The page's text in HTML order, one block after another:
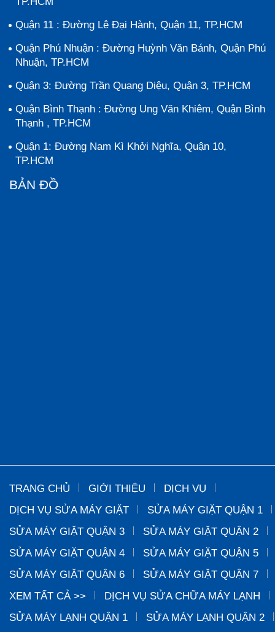
Quận 11 : Đường Lê Đại Hành, Quận 11, TP.HCM
Quận Phú Nhuận : Đường Huỳnh Văn Bánh, Quận Phú
Nhuận, TP.HCM
Quận 3: Đường Trần Quang Diệu, Quận 3, TP.HCM
Quận Bình Thạnh : Đường Ung Văn Khiêm, Quận Bình
Thạnh , TP.HCM
Quận 1: Đường Nam Kì Khởi Nghĩa, Quận 10,
TP.HCM
BẢN ĐỒ
TRANG CHỦ GIỚI THIỆU
DỊCH VỤ
DỊCH VỤ SỬA MÁY GIẶT
SỬA MÁY GIẶT QUẬN 1
SỬA MÁY GIẶT QUẬN 3
SỬA MÁY GIẶT QUẬN 2
SỬA MÁY GIẶT QUẬN 4
SỬA MÁY GIẶT QUẬN 5
SỬA MÁY GIẶT QUẬN 6
SỬA MÁY GIẶT QUẬN 7
XEM TẤT CẢ >>
DỊCH VỤ SỬA CHỮA MÁY LẠNH
SỬA MÁY LẠNH QUẬN 1
SỬA MÁY LẠNH QUẬN 2